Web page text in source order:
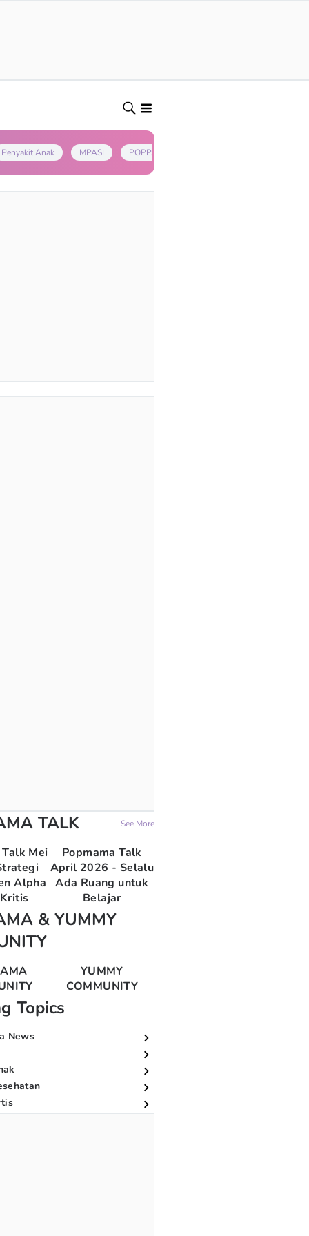
Penyakit Anak MPASI POPPAPA
TALK See More
Mei
Alpha
Popmama Talk
April 2026 - Selalu
Ada Ruang untuk
Belajar
& YUMMY
YUMMY
COMMUNITY
Topics
News